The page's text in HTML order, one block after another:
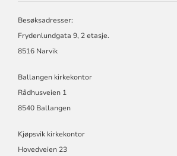
Besøksadresser:
Frydenlundgata 9, 2 etasje.
8516 Narvik
Ballangen kirkekontor
Rådhusveien 1
8540 Ballangen
Kjøpsvik kirkekontor
Hovedveien 23